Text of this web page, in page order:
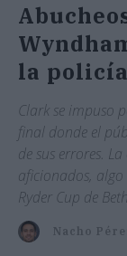
la
Clark se impuso
final donde el
de sus errores.
aficionados,
Ryder Cup de
Nacho